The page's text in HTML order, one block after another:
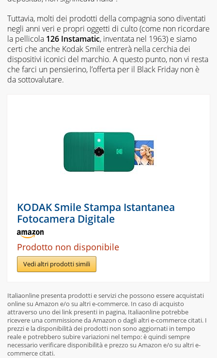
Tuttavia, molti dei prodotti della compagnia sono diventati
negli anni veri e propri oggetti di culto (come non ricordare
la pellicola 126 Instamatic, inventata nel 1963) e siamo
certi che anche Kodak Smile entrerà nella cerchia dei
dispositivi iconici del marchio. A questo punto, non vi resta
che farci un pensierino, l’offerta per il Black Friday non è
da sottovalutare.
KODAK Smile Stampa Istantanea
Fotocamera Digitale
Prodotto non disponibile
Vedi altri prodotti simili
Italiaonline presenta prodotti e servizi che possono essere acquistati
online su Amazon e/o su altri e-commerce. In caso di acquisto
attraverso uno dei link presenti in pagina, Italiaonline potrebbe
ricevere una commissione da Amazon o dagli altri e-commerce citati. I
prezzi e la disponibilità dei prodotti non sono aggiornati in tempo
reale e potrebbero subire variazioni nel tempo: è quindi sempre
necessario verificare disponibilità e prezzo su Amazon e/o su altri e-
commerce citati.